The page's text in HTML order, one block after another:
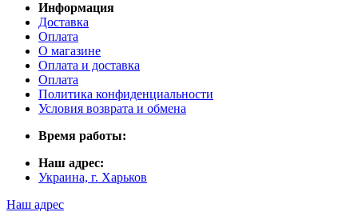
Информация
Доставка
Оплата
О магазине
Оплата и доставка
Оплата
Политика конфиденциальности
Условия возврата и обмена
Время работы:
Наш адрес:
Украина, г. Харьков
Наш адрес